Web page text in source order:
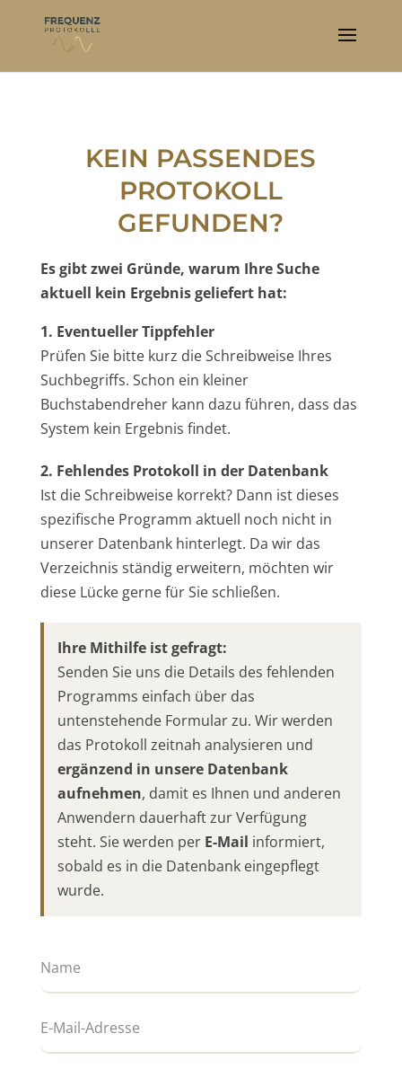
KEIN PASSENDES
PROTOKOLL
GEFUNDEN?
Es gibt zwei Gründe, warum Ihre Suche
aktuell kein Ergebnis geliefert hat:
1. Eventueller Tippfehler
Prüfen Sie bitte kurz die Schreibweise Ihres
Suchbegriffs. Schon ein kleiner
Buchstabendreher kann dazu führen, dass das
System kein Ergebnis findet.
2. Fehlendes Protokoll in der Datenbank
Ist die Schreibweise korrekt? Dann ist dieses
spezifische Programm aktuell noch nicht in
unserer Datenbank hinterlegt. Da wir das
Verzeichnis ständig erweitern, möchten wir
diese Lücke gerne für Sie schließen.
Ihre Mithilfe ist gefragt:
Senden Sie uns die Details des fehlenden
Programms einfach über das
untenstehende Formular zu. Wir werden
das Protokoll zeitnah analysieren und
ergänzend in unsere Datenbank
aufnehmen, damit es Ihnen und anderen
Anwendern dauerhaft zur Verfügung
steht. Sie werden per E-Mail informiert,
sobald es in die Datenbank eingepflegt
wurde.